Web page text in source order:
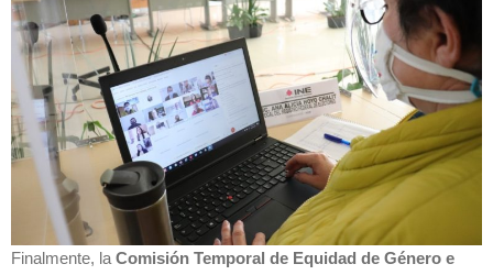
Finalmente, la Comisión Temporal de Equidad de Género e